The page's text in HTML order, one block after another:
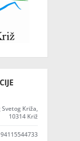
Svetog Križa,
10314 Križ
94115544733